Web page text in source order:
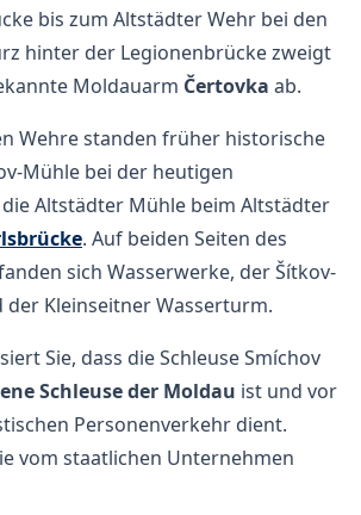
bis zum Altstädter Wehr bei den
hinter der Legionenbrücke zweigt
Moldauarm Čertovka ab.
Wehre standen früher historische
Mühle bei der heutigen
Altstädter Mühle beim Altstädter
. Auf beiden Seiten des
sich Wasserwerke, der Šítkov-
Kleinseitner Wasserturm.
Sie, dass die Schleuse Smíchov
Schleuse der Moldau ist und vor
Personenverkehr dient.
vom staatlichen Unternehmen